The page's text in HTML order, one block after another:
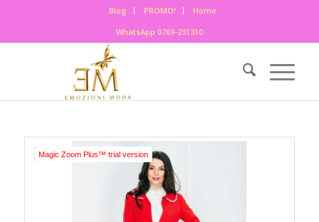
Blog PROMO!
Home
WhatsApp 0769-231310
Magic Zoom Plus™ trial version